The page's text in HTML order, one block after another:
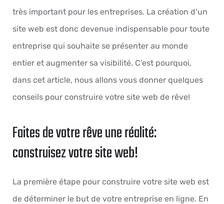
très important pour les entreprises. La création d’un
site web est donc devenue indispensable pour toute
entreprise qui souhaite se présenter au monde
entier et augmenter sa visibilité. C’est pourquoi,
dans cet article, nous allons vous donner quelques
conseils pour construire votre site web de rêve!
Faites de votre rêve une réalité:
construisez votre site web!
La première étape pour construire votre site web est
de déterminer le but de votre entreprise en ligne. En